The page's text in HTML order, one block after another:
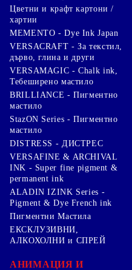
Цветни и крафт картони /
хартии
MEMENTO - Dye Ink Japan
VERSACRAFT - За текстил,
дърво, глина и други
VERSAMAGIC - Chalk ink,
Тебеширено мастило
BRILLIANCE - Пигментно
мастило
StazON Series - Пигментно
мастило
DISTRESS - ДИСТРЕС
VERSAFINE & ARCHIVAL
INK - Super fine pigment &
permanent ink
ALADIN IZINK Series -
Pigment & Dye French ink
Пигментни Мастила
ЕКСКЛУЗИВНИ,
АЛКОХОЛНИ и СПРЕЙ
АНИМАЦИЯ И